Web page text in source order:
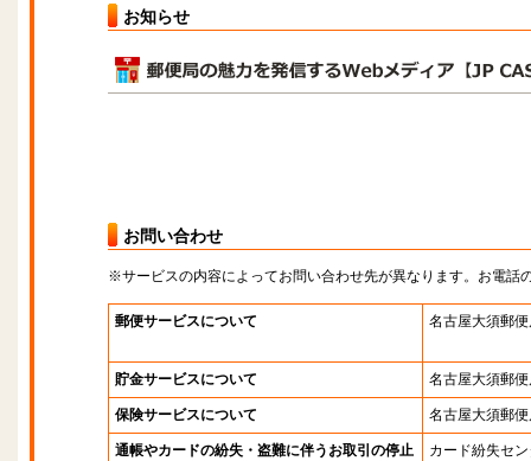
お知らせ
お問い合わせ
※サービスの内容によってお問い合わせ先が異なります。お電話
郵便サービスについて 名古屋大須郵
貯金サービスについて 名古屋大須郵
保険サービスについて 名古屋大須郵
通帳やカードの紛失・盗難に伴うお取引の停止
カード紛失セ